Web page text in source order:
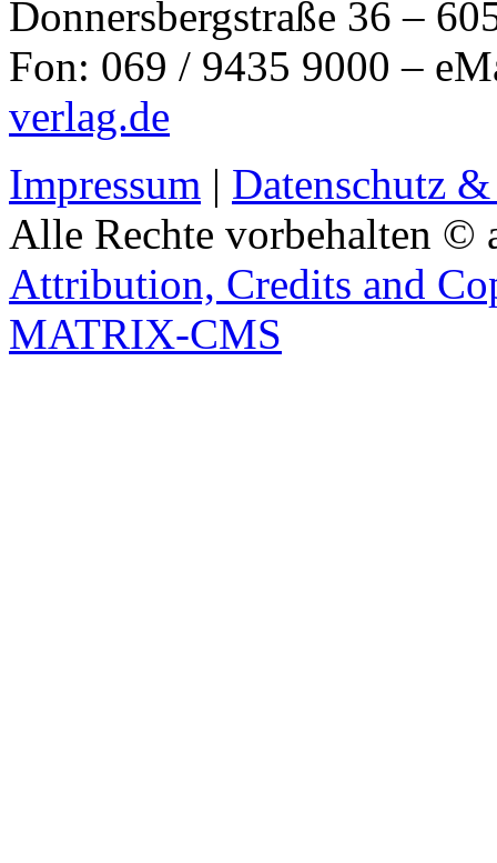
Donnersbergstraße 36 –
Fon: 069 / 9435 9000 –
verlag.de
Impressum | Datenschutz
Alle Rechte vorbehalten ©
Attribution, Credits and
MATRIX-CMS